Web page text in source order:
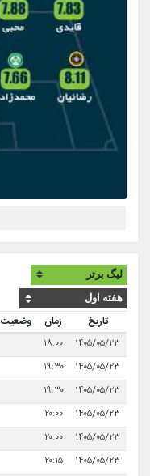
تاریخ زمان وضعیت
۱۴۰۵/۰۵/۲۳
۱۸:۰۰
۱۴۰۵/۰۵/۲۳
۱۹:۳۰
۱۴۰۵/۰۵/۲۳
۱۹:۳۰
۱۴۰۵/۰۵/۲۳
۲۰:۰۰
۱۴۰۵/۰۵/۲۳
۲۰:۰۰
۱۴۰۵/۰۵/۲۳
۲۰:۱۵